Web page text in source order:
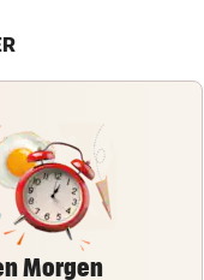
Morgen